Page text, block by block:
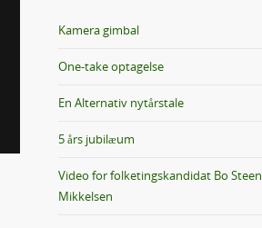
Kamera gimbal
One-take optagelse
En Alternativ nytårstale
5 års jubilæum
Video for folketingskandidat Bo Steen
Mikkelsen